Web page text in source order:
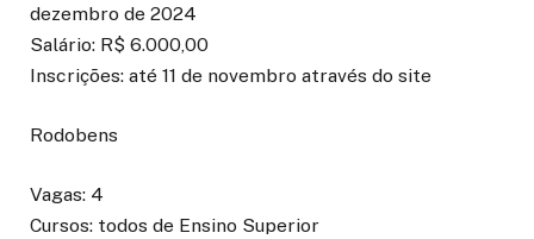
dezembro de 2024
Salário: R$ 6.000,00
Inscrições: até 11 de novembro através do site
Rodobens
Vagas: 4
Cursos: todos de Ensino Superior